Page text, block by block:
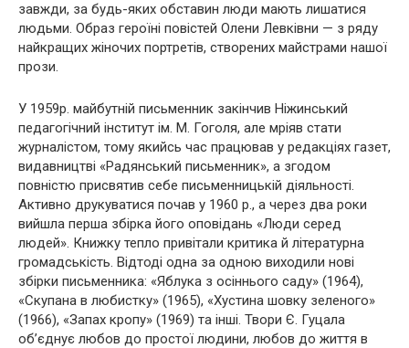
завжди, за будь-яких обставин люди мають лишатися
людьми. Образ героїні повістей Олени Левківни — з ряду
найкращих жіночих портретів, створених майстрами нашої
прози.
У 1959р. майбутній письменник закінчив Ніжинський
педагогічний інститут ім. М. Гоголя, але мріяв стати
журналістом, тому якийсь час працював у редакціях газет,
видавництві «Радянський письменник», а згодом
повністю присвятив себе письменницькій діяльності.
Активно друкуватися почав у 1960 p., а через два роки
вийшла перша збірка його оповідань «Люди серед
людей». Книжку тепло привітали критика й літературна
громадськість. Відтоді одна за одною виходили нові
збірки письменника: «Яблука з осіннього саду» (1964),
«Скупана в любистку» (1965), «Хустина шовку зеленого»
(1966), «Запах кропу» (1969) та інші. Твори Є. Гуцала
об’єднує любов до простої людини, любов до життя в